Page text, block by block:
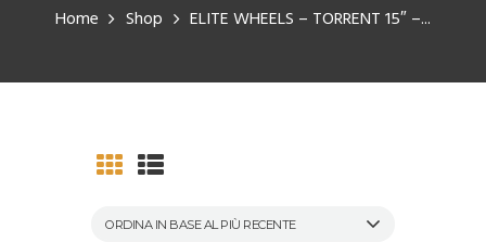
Home Shop ELITE WHEELS – TORRENT 15″ –...